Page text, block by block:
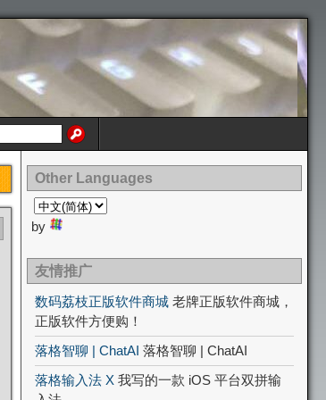
Other Languages
by
友情推广
数码荔枝正版软件商城 老牌正版软件商城，
正版软件方便购！
落格智聊 | ChatAI 落格智聊 | ChatAI
落格输入法 X 我写的一款 iOS 平台双拼输